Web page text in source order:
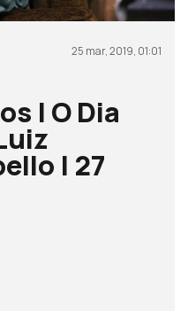
25 mar, 2019, 01:01
| O Dia
| 27